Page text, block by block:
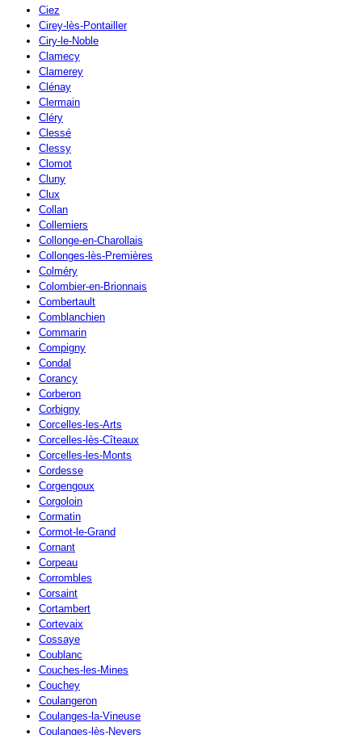
Ciez
Cirey-lès-Pontailler
Ciry-le-Noble
Clamecy
Clamerey
Clénay
Clermain
Cléry
Clessé
Clessy
Clomot
Cluny
Clux
Collan
Collemiers
Collonge-en-Charollais
Collonges-lès-Premières
Colméry
Colombier-en-Brionnais
Combertault
Comblanchien
Commarin
Compigny
Condal
Corancy
Corberon
Corbigny
Corcelles-les-Arts
Corcelles-lès-Cîteaux
Corcelles-les-Monts
Cordesse
Corgengoux
Corgoloin
Cormatin
Cormot-le-Grand
Cornant
Corpeau
Corrombles
Corsaint
Cortambert
Cortevaix
Cossaye
Coublanc
Couches-les-Mines
Couchey
Coulangeron
Coulanges-la-Vineuse
Coulanges-lès-Nevers